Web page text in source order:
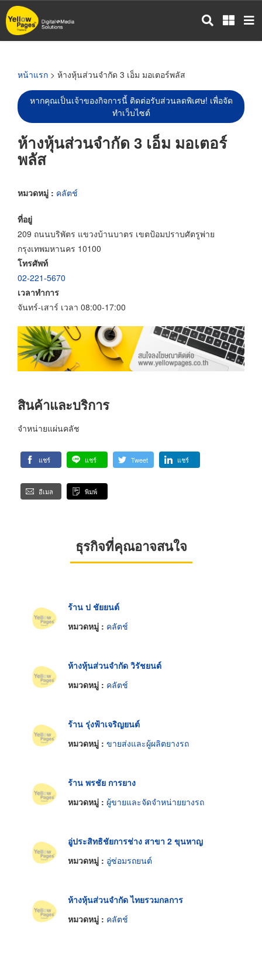
ข้าม
ไป
หน้าแรก > ห้างหุ้นส่วนจำกัด 3 เอ็ม มอเตอร์พลัส
หากคุณเป็นเจ้าของกิจการนี้ ติดต่อรับส่วนลดพิเศษ! เพื่อจัด
ทำเว็บไซต์
ห้างหุ้นส่วนจำกัด 3 เอ็ม มอเตอร์
พลัส
หมวดหมู่ : คลัตช์
ที่อยู่
209 ถนนบริพัตร แขวงบ้านบาตร เขตป้อมปราบศัตรูพ่าย
กรุงเทพมหานคร 10100
โทรศัพท์
02-221-5670
เวลาทำการ
จันทร์-เสาร์ เวลา 08:00-17:00
สินค้าและบริการ
จำหน่ายแผ่นคลัช
แชร์ แชร์ Tweet แชร์
อีเมล พิมพ์
ธุรกิจที่คุณอาจสนใจ
ร้าน ป ชัยยนต์
หมวดหมู่ : คลัตช์
ห้างหุ้นส่วนจำกัด วิรัชยนต์
หมวดหมู่ : คลัตช์
ร้าน รุ่งฟ้าเจริญยนต์
หมวดหมู่ : ขายส่งและผู้ผลิตยางรถ
ร้าน พรชัย การยาง
หมวดหมู่ : ผู้ขายและจัดจำหน่ายยางรถ
อู่ประสิทธิชัยการช่าง สาขา 2 ขุนหาญ
หมวดหมู่ : อู่ซ่อมรถยนต์
ห้างหุ้นส่วนจำกัด ไทยรวมกลการ
หมวดหมู่ : คลัตช์